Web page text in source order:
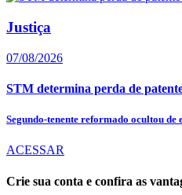
Justiça
07/08/2026
STM determina perda de
Segundo-tenente reformado ocultou de
ACESSAR
Crie sua conta e confira as